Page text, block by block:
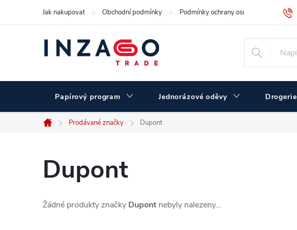
Jak nakupovat Obchodní podmínky Podmínky ochrany osobních údajů
Papírový program Jednorázové oděvy Drogerie
Domů
Prodávané značky Dupont
Dupont
Žádné produkty značky Dupont nebyly nalezeny...